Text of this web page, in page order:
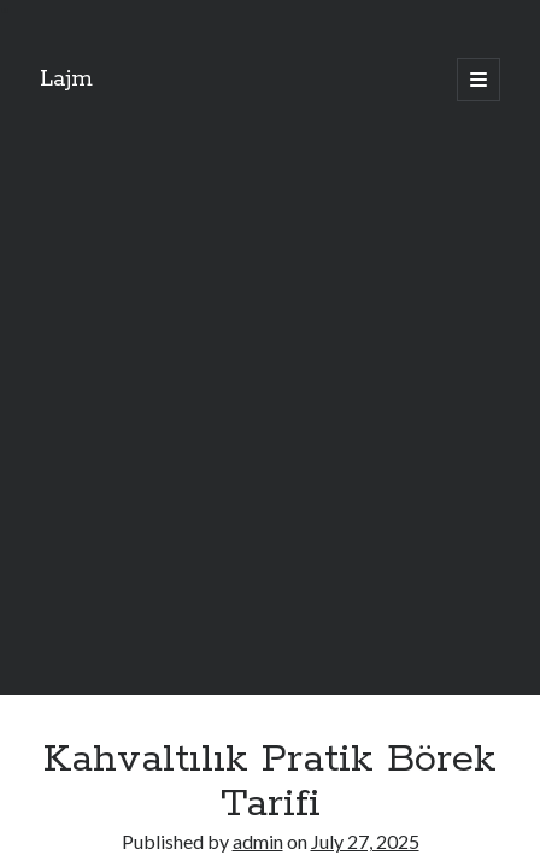
Lajm
open
primary
Sidebar
İletişim
Kahvaltılık Pratik Börek
Tarifi
Published byadminon July 27, 2025